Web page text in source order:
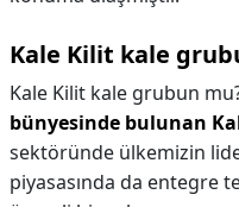
Kale Kilit kale
Kale Kilit kale grubun
bünyesinde bulunan
sektöründe ülkemizin
piyasasında da entegre